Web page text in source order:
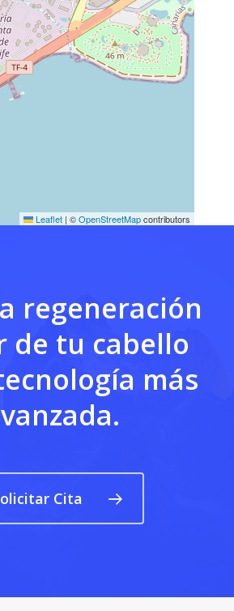
Leaflet | ©OpenStreetMapcontributors
regeneración
de tu cabello
más
Cita